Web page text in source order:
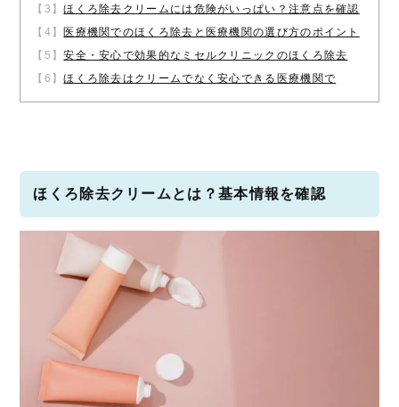
【3】ほくろ除去クリームには危険がいっぱい？注意点を確認
【4】医療機関でのほくろ除去と医療機関の選び方のポイント
【5】安全・安心で効果的なミセルクリニックのほくろ除去
【6】ほくろ除去はクリームでなく安心できる医療機関で
ほくろ除去クリームとは？基本情報を確認